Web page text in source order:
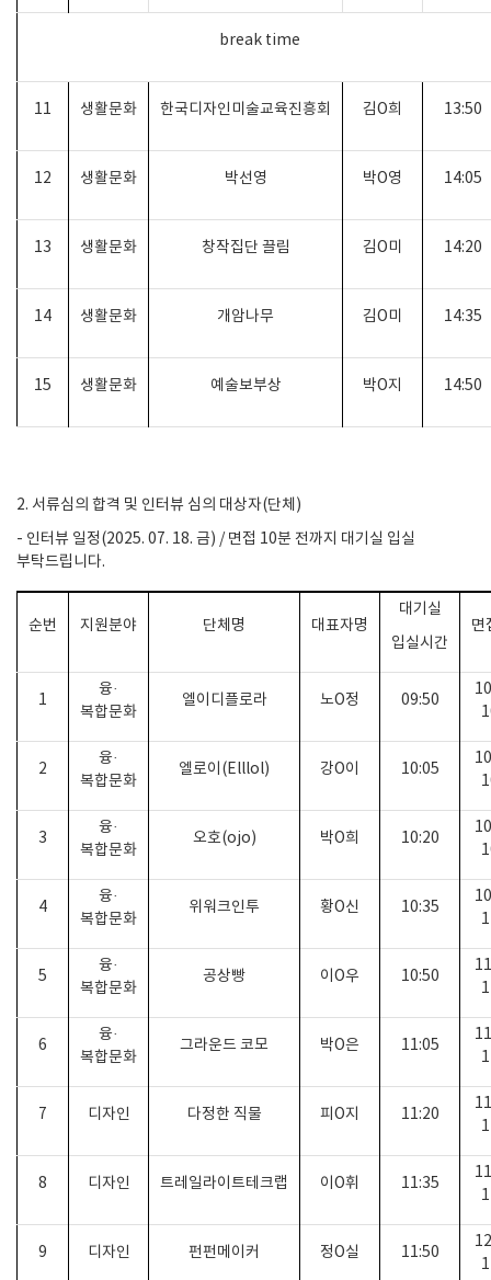
break time
11 생활문화 한국디자인미술교육진흥회 김O희 13:50
12 생활문화 박선영 박O영 14:05
13 생활문화 창작집단 끌림 김O미 14:20
14 생활문화 개암나무 김O미 14:35
15 생활문화 예술보부상 박O지 14:50
2. 서류심의 합격 및 인터뷰 심의 대상자(단체 )
- 인터뷰 일정(2025. 07. 18. 금) / 면접 10분 전까지 대기실 입실
부탁드립니다.
순번 지원분야 단체명 대표자명
대기실
입실시간
면
1
융·
복합문화
엘이디플로라 노O정 09:50
2
융·
복합문화
엘로이 (Elllol) 강O이 10:05
3
융·
복합문화
오호(ojo) 박O희 10:20
4
융·
복합문화
위워크인투 황O신 10:35
5
융·
복합문화
공상빵 이 O우 10:50
6
융·
복합문화
그라운드 코모 박O은 11:05
7 디자인 다정한 직물 피 O지 11:20
8 디자인 트레일라이트테크랩 이 O휘 11:35
9 디자인 펀펀메이커 정O실 11:50